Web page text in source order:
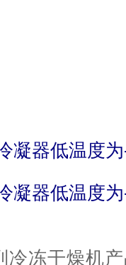
凝器低温度
凝器低温度
冷冻干燥机